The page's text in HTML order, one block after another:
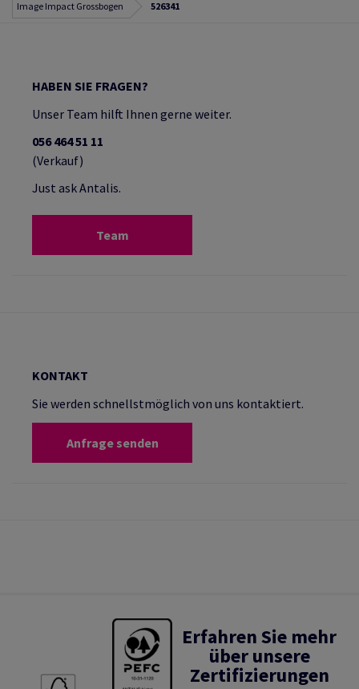
Image Impact Grossbogen 526341
HABEN SIE FRAGEN?
Unser Team hilft Ihnen gerne weiter.
056 464 51 11
(Verkauf)
Just ask Antalis.
Team
KONTAKT
Sie werden schnellstmöglich von uns kontaktiert.
Anfrage senden
Erfahren Sie mehr
über unsere
Zertifizierungen